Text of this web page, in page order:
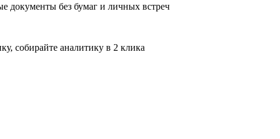
документы без бумаг и личных встреч
собирайте аналитику в 2 клика